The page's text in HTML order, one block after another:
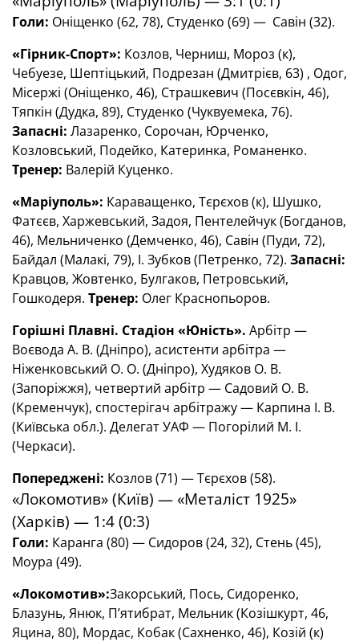
Голи: Оніщенко (62, 78), Студенко (69) — Савін (32).
«Гірник-Спорт»: Козлов, Черниш, Мороз (к),
Чебуезе, Шептіцький, Подрезан (Дмитрієв, 63) , Одог,
Місержі (Оніщенко, 46), Страшкевич (Посєвкін, 46),
Тяпкін (Дудка, 89), Студенко (Чуквуемека, 76).
Запасні: Лазаренко, Сорочан, Юрченко,
Козловський, Подейко, Катеринка, Романенко.
Тренер: Валерій Куценко.
«Маріуполь»: Караващенко, Тєрєхов (к), Шушко,
Фатєєв, Харжевський, Задоя, Пентелейчук (Богданов,
46), Мельниченко (Демченко, 46), Савін (Пуди, 72),
Байдал (Малакі, 79), І. Зубков (Петренко, 72). Запасні:
Кравцов, Жовтенко, Булгаков, Петровський,
Гошкодеря. Тренер: Олег Краснопьоров.
Горішні Плавні. Стадіон «Юність». Арбітр —
Воєвода А. В. (Дніпро), асистенти арбітра —
Ніженковський О. О. (Дніпро), Худяков О. В.
(Запоріжжя), четвертий арбітр — Садовий О. В.
(Кременчук), спостерігач арбітражу — Карпина І. В.
(Київська обл.). Делегат УАФ — Погорілий М. І.
(Черкаси).
Попереджені: Козлов (71) — Тєрєхов (58).
«Локомотив» (Київ) — «Металіст 1925»
(Харків) — 1:4 (0:3)
Голи: Каранга (80) — Сидоров (24, 32), Стень (45),
Моура (49).
«Локомотив»:Закорський, Пось, Сидоренко,
Блазунь, Янюк, П’ятибрат, Мельник (Козішкурт, 46,
Яцина, 80), Мордас, Кобак (Сахненко, 46), Козій (к)